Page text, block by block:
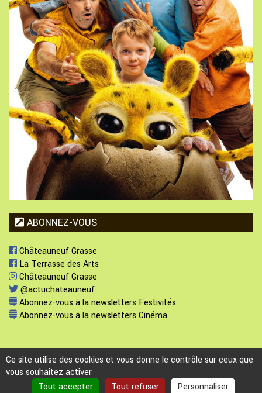
ABONNEZ-VOUS
Châteauneuf Grasse
La Terrasse des Arts
Châteauneuf Grasse
@actuchateauneuf
Abonnez-vous à la newsletters Festivités
Abonnez-vous à la newsletters Cinéma
Plan du site-
Webmaster :
webmaster@ville-chateauneuf.fr
Ce site utilise des cookies et vous donne le contrôle sur ceux que
vous souhaitez activer
Tout accepter
Tout refuser Personnaliser